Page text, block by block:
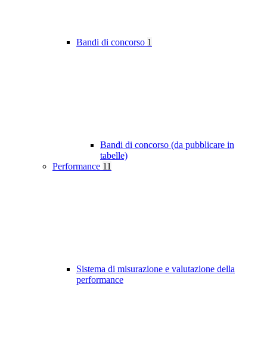
Bandi di concorso 1
Bandi di concorso (da pubblicare in
tabelle)
Performance 11
Sistema di misurazione e valutazione della
performance